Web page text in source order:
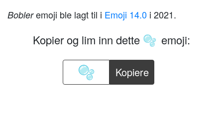
Bobleremoji ble lagt til i Emoji 14.0 i 2021.
Kopier og lim inn dette 🫧 emoji:
Kopiere